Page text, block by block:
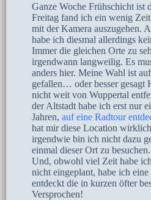
Ganze Woche Frühschicht ist
Freitag fand ich ein wenig
mit der Kamera auszugehen.
habe ich diesmal allerdings
Immer die gleichen Orte zu
irgendwann langweilig. Es
anders hier. Meine Wahl ist
gefallen… oder besser gesagt
nicht weit von Wuppertal
der Altstadt habe ich erst nur
Jahren, auf eine Radtour
hat mir diese Location
irgendwie bin ich nicht dazu
einmal dieser Ort zu
Und, obwohl viel Zeit habe
nicht eingeplant, habe ich
entdeckt die in kurzen öfter
Versprochen!